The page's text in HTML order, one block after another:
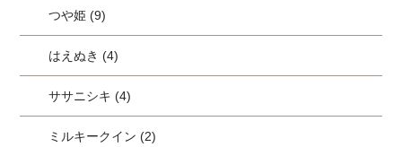
つや姫 (9)
はえぬき (4)
ササニシキ (4)
ミルキークイン (2)